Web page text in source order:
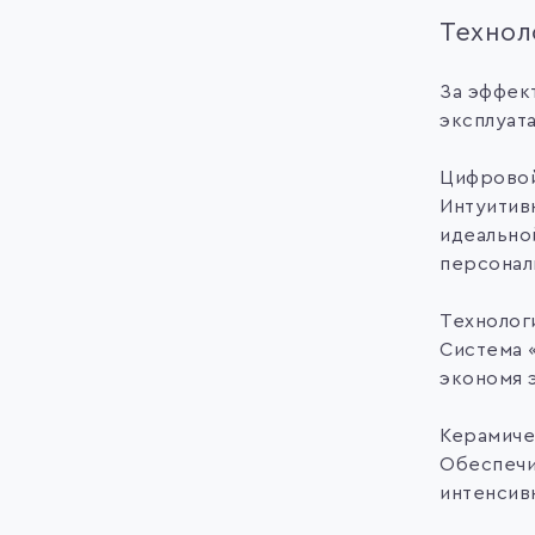
За
Система
экономя